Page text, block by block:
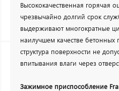
Высококачественная горячая
чрезвычайно долгий срок
выдерживают многократные
наилучшем качестве бетонных
структура поверхности не
впитывания влаги через
Зажимное приспособление